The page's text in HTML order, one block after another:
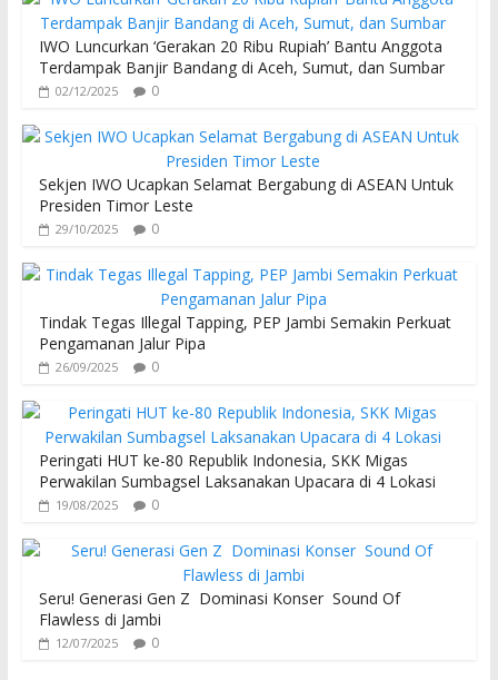
IWO Luncurkan ‘Gerakan 20 Ribu Rupiah’ Bantu Anggota
Terdampak Banjir Bandang di Aceh, Sumut, dan Sumbar
02/12/2025 0
Sekjen IWO Ucapkan Selamat Bergabung di ASEAN Untuk
Presiden Timor Leste
29/10/2025 0
Tindak Tegas Illegal Tapping, PEP Jambi Semakin Perkuat
Pengamanan Jalur Pipa
26/09/2025 0
Peringati HUT ke-80 Republik Indonesia, SKK Migas
Perwakilan Sumbagsel Laksanakan Upacara di 4 Lokasi
19/08/2025 0
Seru! Generasi Gen Z Dominasi Konser Sound Of
Flawless di Jambi
12/07/2025 0